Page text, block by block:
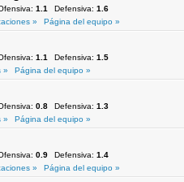
1.1 Defensiva: 1.6
»
Página del equipo »
1.1 Defensiva: 1.5
»
Página del equipo »
0.8 Defensiva: 1.3
»
Página del equipo »
0.9 Defensiva: 1.4
»
Página del equipo »